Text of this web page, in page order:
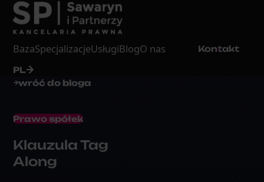
BazaSpecjalizacjeUsługiBlogO nas Kontakt
PL
wróć do bloga
Prawo spółek
Klauzula Tag
Along